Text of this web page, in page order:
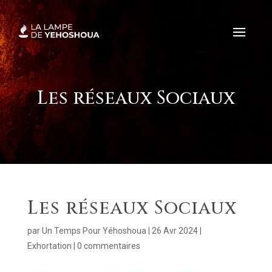
Les réseaux Sociaux
Les réseaux Sociaux
parUn Temps Pour Yéhoshoua 26 Avr 2024|
Exhortation
0 commentaires